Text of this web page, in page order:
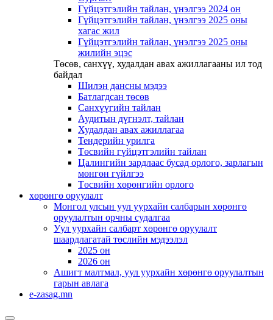
Гүйцэтгэлийн тайлан, үнэлгээ 2024 он
Гүйцэтгэлийн тайлан, үнэлгээ 2025 оны
хагас жил
Гүйцэтгэлийн тайлан, үнэлгээ 2025 оны
жилийн эцэс
Төсөв, санхүү, худалдан авах ажиллагааны ил тод
байдал
Шилэн дансны мэдээ
Батлагдсан төсөв
Санхүүгийн тайлан
Аудитын дүгнэлт, тайлан
Худалдан авах ажиллагаа
Тендерийн урилга
Төсвийн гүйцэтгэлийн тайлан
Цалингийн зардлаас бусад орлого, зарлагын
мөнгөн гүйлгээ
Төсвийн хөрөнгийн орлого
хөрөнгө оруулалт
Монгол улсын уул уурхайн салбарын хөрөнгө
оруулалтын орчны судалгаа
Уул уурхайн салбарт хөрөнгө оруулалт
шаардлагатай төслийн мэдээлэл
2025 он
2026 он
Ашигт малтмал, уул уурхайн хөрөнгө оруулалтын
гарын авлага
e-zasag.mn